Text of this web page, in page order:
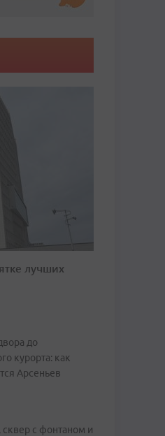
лучших
до
курорта: как
Арсеньев
с фонтаном и